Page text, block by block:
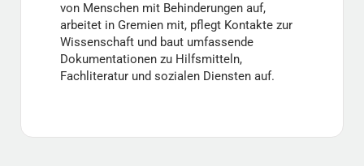
von Menschen mit Behinderungen auf,
arbeitet in Gremien mit, pflegt Kontakte zur
Wissenschaft und baut umfassende
Dokumentationen zu Hilfsmitteln,
Fachliteratur und sozialen Diensten auf.